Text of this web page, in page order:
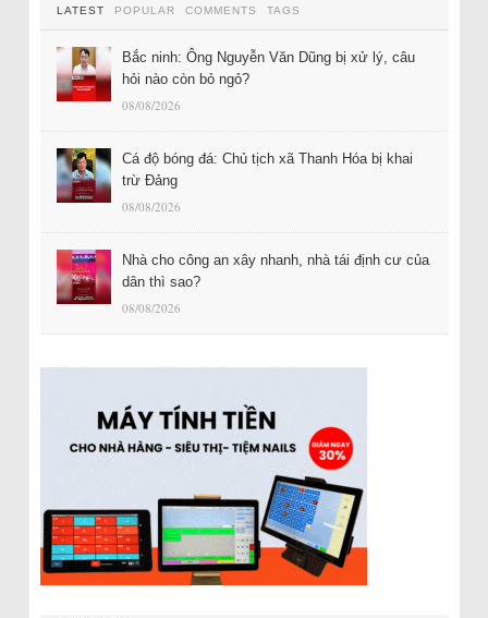
LATEST POPULAR COMMENTS TAGS
Bắc ninh: Ông Nguyễn Văn Dũng bị xử lý, câu
hỏi nào còn bỏ ngỏ?
08/08/2026
Cá độ bóng đá: Chủ tịch xã Thanh Hóa bị khai
trừ Đảng
08/08/2026
Nhà cho công an xây nhanh, nhà tái định cư của
dân thì sao?
08/08/2026